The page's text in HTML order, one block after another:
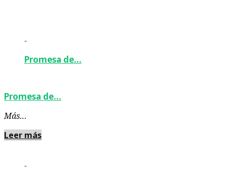
-
Promesa de…
Promesa de…
Más…
Leer más
-